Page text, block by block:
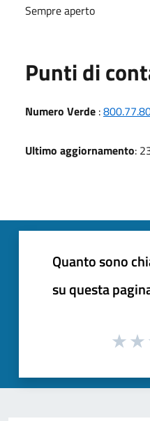
Sempre aperto
Punti di
Numero Verde :
Ultimo aggiornamento:
Quanto sono
su questa